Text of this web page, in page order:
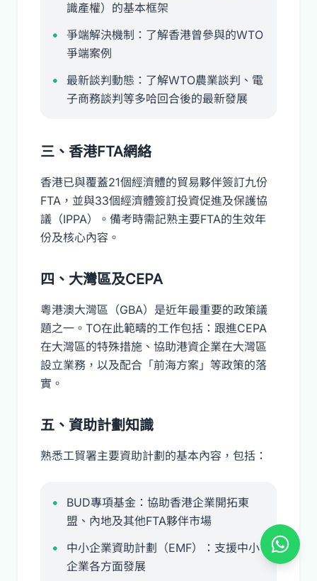
識產權）的基本框架
爭端解決機制：了解香港曾參與的WTO
爭端案例
最新談判動態：了解WTO農業談判、電
子商務談判等多哈回合後的最新發展
三、香港FTA網絡
香港已與覆蓋21個經濟體的貿易夥伴簽訂九份
FTA，並與33個經濟體簽訂投資促進及保護協
議（IPPA）。備考時需記熟主要FTA的生效年
份及核心內容。
四、大灣區及CEPA
粵港澳大灣區（GBA）是近年最重要的政策議
題之一。TO在此範疇的工作包括：跟進CEPA
在大灣區的特殊措施、協助港資企業在大灣區
設立業務，以及配合「前海方案」等政策的落
實。
五、資助計劃知識
熟悉工貿署主要資助計劃的基本內容，包括：
BUD專項基金：協助香港企業開拓東
盟、內地及其他FTA夥伴市場
中小企業資助計劃（EMF）：支援中小
企業各方面發展